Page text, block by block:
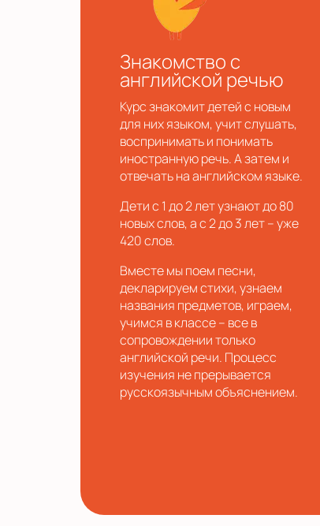
Знакомство с
английской речью
Курс знакомит детей с новым
для них языком, учит слушать,
воспринимать и понимать
иностранную речь. А затем и
отвечать на английском языке.
Дети с 1 до 2 лет узнают до 80
новых слов, а с 2 до 3 лет – уже
420 слов.
Вместе мы поем песни,
декларируем стихи, узнаем
названия предметов, играем,
учимся в классе – все в
сопровождении только
английской речи. Процесс
изучения не прерывается
русскоязычным объяснением.